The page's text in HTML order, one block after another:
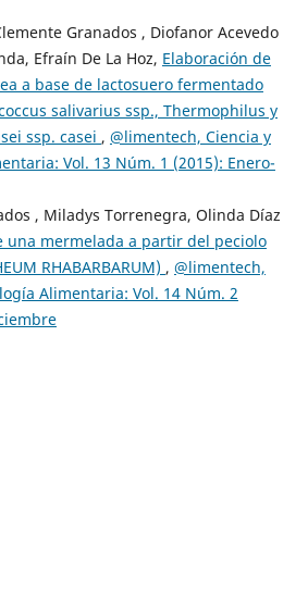
Granados , Diofanor Acevedo
Efraín De La Hoz, Elaboración de
a base de lactosuero fermentado
salivarius ssp., Thermophilus y
ssp. casei , @limentech, Ciencia y
Vol. 13 Núm. 1 (2015): Enero-
, Miladys Torrenegra, Olinda Díaz
una mermelada a partir del peciolo
RHABARBARUM) , @limentech,
Alimentaria: Vol. 14 Núm. 2